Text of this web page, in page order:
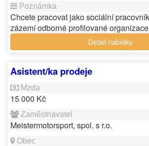
Chcete pracovat jako sociální
zázemí odborně profilované
Detail nabídky
Asistent/ka prodeje
15 000 Kč
Meistermotorsport, spol. s r.o.